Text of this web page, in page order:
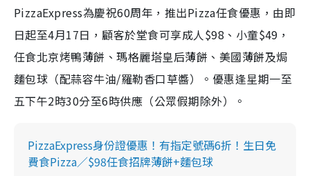
PizzaExpress為慶祝60周年，推出Pizza任食優惠，由即
日起至4月17日，顧客於堂食可享成人$98、小童$49，
任食北京烤鴨薄餅、瑪格麗塔皇后薄餅、美國薄餅及焗
麵包球（配蒜容牛油/羅勒香口草醬）。優惠逢星期一至
五下午2時30分至6時供應（公眾假期除外）。
PizzaExpress身份證優惠！有指定號碼6折！生日免
費食Pizza／$98任食招牌薄餅+麵包球